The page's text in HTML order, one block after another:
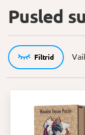
Pusled
Filtrid